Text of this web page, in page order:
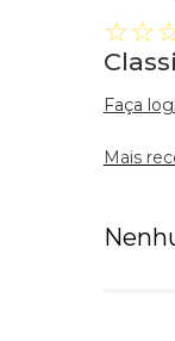
☆☆
Faça
Mais